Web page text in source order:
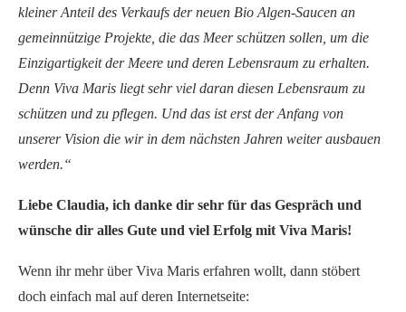
kleiner Anteil des Verkaufs der neuen Bio Algen-Saucen an
gemeinnützige Projekte, die das Meer schützen sollen, um die
Einzigartigkeit der Meere und deren Lebensraum zu erhalten.
Denn Viva Maris liegt sehr viel daran diesen Lebensraum zu
schützen und zu pflegen. Und das ist erst der Anfang von
unserer Vision die wir in dem nächsten Jahren weiter ausbauen
werden.“
Liebe Claudia, ich danke dir sehr für das Gespräch und
wünsche dir alles Gute und viel Erfolg mit Viva Maris!
Wenn ihr mehr über Viva Maris erfahren wollt, dann stöbert
doch einfach mal auf deren Internetseite: